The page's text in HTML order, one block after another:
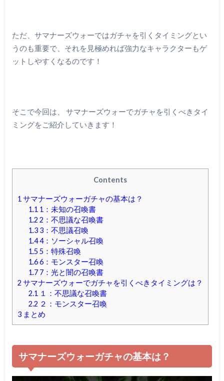
ただ、サマナーズウォーではガチャを引くタイミングとい
うのも重要で、それを見極めれば強力なキャラクターもゲ
ットしやすくなるのです！
そこで今回は、 サマナーズウォーでガチャを引くべきタイ
ミングをご紹介していきます！
Contents
1 サマナーズウォーガチャの基本は？
1.1 1：未知の召喚書
1.2 2：不思議な召喚書
1.33：不思議召喚
1.44：ソーシャル召喚
1.55：特殊召喚
1.66：モンスター召喚
1.77：光と闇の召喚書
2 サマナーズウォーでガチャを引くべきタイミングは？
2.1 １：不思議な召喚書
2.2 ２：モンスター召喚
3まとめ
サマナーズウォーガチャの基本は？